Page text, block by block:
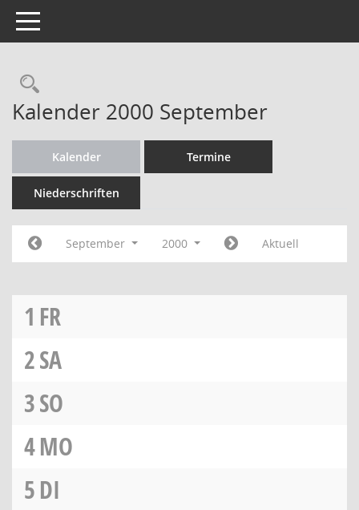
Toggle navigation
Rechercheauswahl
Kalender 2000 September
Kalender Termine
Niederschriften
September 2000 Aktuell
1 FR
2SA
3SO
4MO
5DI